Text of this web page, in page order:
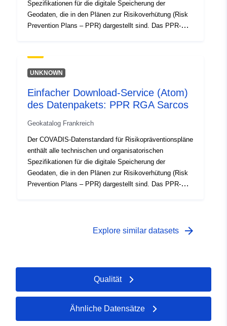
Spezifikationen für die digitale Speicherung der
Geodaten, die in den Plänen zur Risikoverhütung (Risk
Prevention Plans – PPR) dargestellt sind. Das PPR-
Waldes vor Bränden und die Verhütung schwerer
Gefahren. Die Ausarbeitung eines PPR fällt in die
entschieden.
UNKNOWN
Einfacher Download-Service (Atom)
des Datenpakets: PPR RGA Sarcos
Geokatalog Frankreich
Der COVADIS-Datenstandard für Risikopräventionspläne
enthält alle technischen und organisatorischen
Spezifikationen für die digitale Speicherung der
Geodaten, die in den Plänen zur Risikoverhütung (Risk
Prevention Plans – PPR) dargestellt sind. Das PPR-
Gefahren. Die Ausarbeitung eines PPR fällt in die
Explore similar datasets arrow_forward
Qualität
Ähnliche Datensätze